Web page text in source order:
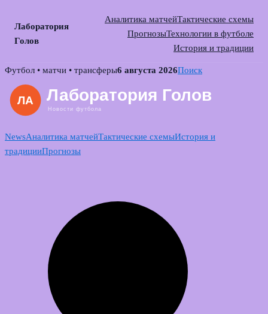
Лаборатория
Голов
Аналитика матчейТактические схемы
ПрогнозыТехнологии в футболе
История и традиции
Skip
content
Футбол • матчи • трансферы6 августа 2026Поиск
NewsАналитика матчейТактические схемыИстория и
традицииПрогнозы